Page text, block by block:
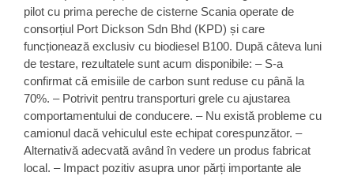
pilot cu prima pereche de cisterne Scania operate de
consorțiul Port Dickson Sdn Bhd (KPD) și care
funcționează exclusiv cu biodiesel B100. După câteva luni
de testare, rezultatele sunt acum disponibile: – S-a
confirmat că emisiile de carbon sunt reduse cu până la
70%. – Potrivit pentru transporturi grele cu ajustarea
comportamentului de conducere. – Nu există probleme cu
camionul dacă vehiculul este echipat corespunzător. –
Alternativă adecvată având în vedere un produs fabricat
local. – Impact pozitiv asupra unor părți importante ale